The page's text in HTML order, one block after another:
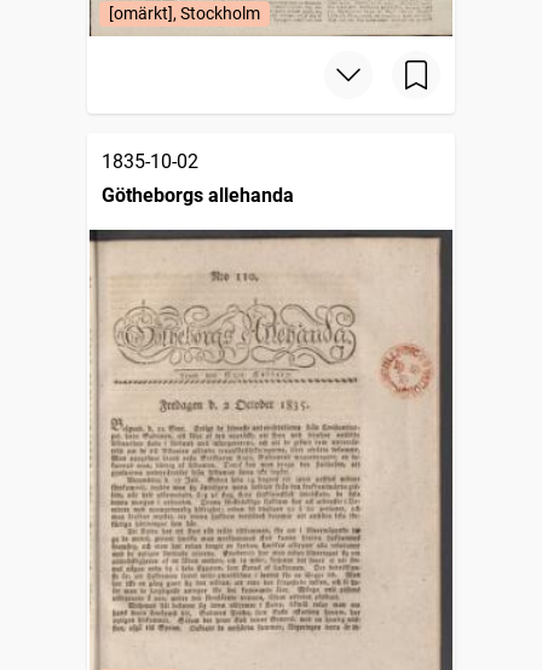
[omärkt], Stockholm
1835-10-02
Götheborgs allehanda